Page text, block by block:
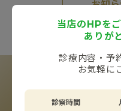
お知
当店のHPを
ありが
診療内容・予
お気軽に
診察時間
カウン
LINE予約